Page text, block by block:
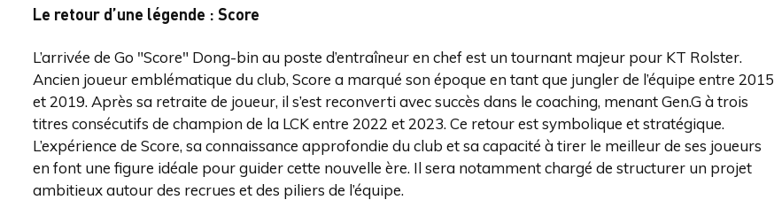
Le retour d’une légende : Score
L’arrivée de Go "Score" Dong-bin au poste d’entraîneur en chef est un tournant majeur pour KT Rolster.
Ancien joueur emblématique du club, Score a marqué son époque en tant que jungler de l’équipe entre 2015
et 2019. Après sa retraite de joueur, il s’est reconverti avec succès dans le coaching, menant Gen.G à trois
titres consécutifs de champion de la LCK entre 2022 et 2023. Ce retour est symbolique et stratégique.
L’expérience de Score, sa connaissance approfondie du club et sa capacité à tirer le meilleur de ses joueurs
en font une figure idéale pour guider cette nouvelle ère. Il sera notamment chargé de structurer un projet
ambitieux autour des recrues et des piliers de l’équipe.